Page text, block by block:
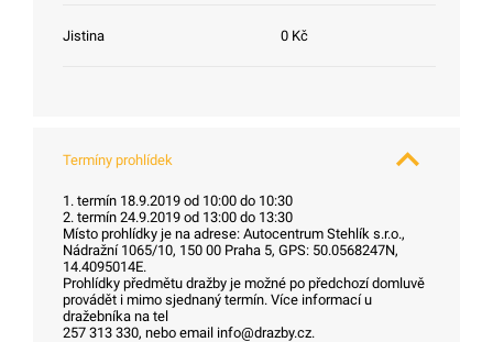
Jistina 0 Kč
Termíny prohlídek
1. termín 18.9.2019 od 10:00 do 10:30
2. termín 24.9.2019 od 13:00 do 13:30
Místo prohlídky je na adrese: Autocentrum Stehlík s.r.o.,
Nádražní 1065/10, 150 00 Praha 5, GPS: 50.0568247N,
14.4095014E.
Prohlídky předmětu dražby je možné po předchozí domluvě
provádět i mimo sjednaný termín. Více informací u
dražebníka na tel
257 313 330, nebo email info@drazby.cz.